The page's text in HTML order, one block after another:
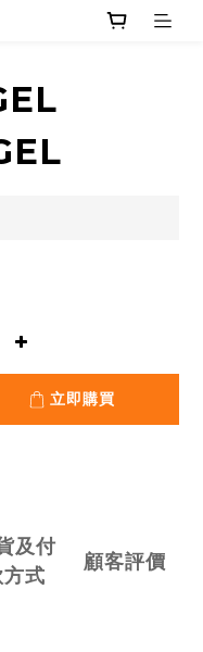
立即購買
及付
式
顧客評價